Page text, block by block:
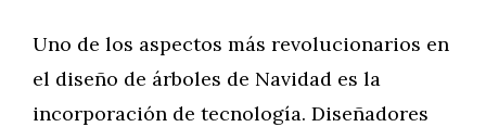
Uno de los aspectos más revolucionarios en
el diseño de árboles de Navidad es la
incorporación de tecnología. Diseñadores